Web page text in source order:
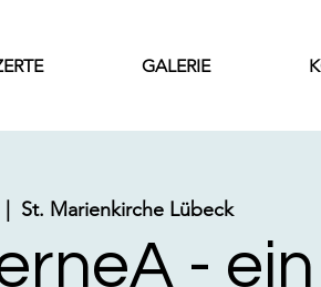
GALERIE
St. Marienkirche Lübeck
- ein